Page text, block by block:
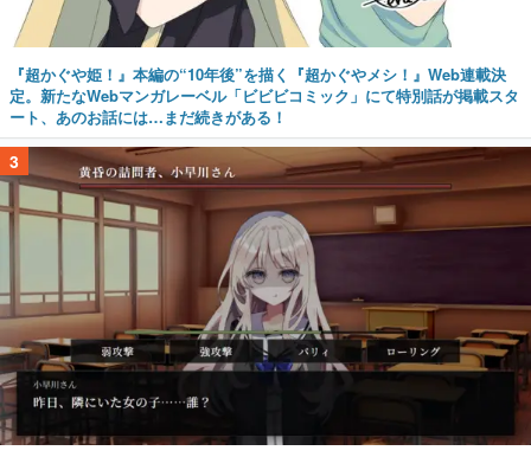
『超かぐや姫！』本編の“10年後”を描く『超かぐやメシ！』Web連載決
定。新たなWebマンガレーベル「ビビビコミック」にて特別話が掲載スタ
ート、あのお話には…まだ続きがある！
3